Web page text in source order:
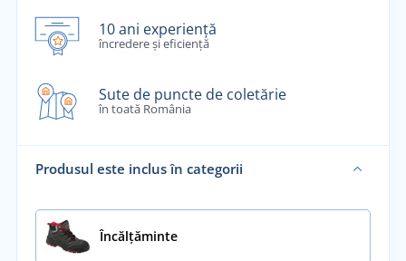
10 ani experiență
încredere și eficiență
Sute de puncte de coletărie
în toată România
Produsul este inclus în categorii
Încălţăminte